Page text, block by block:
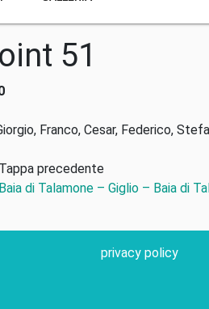
51
Franco, Cesar, Federico,
Tappa precedente
Baia di Talamone – Giglio – Baia di
privacy policy